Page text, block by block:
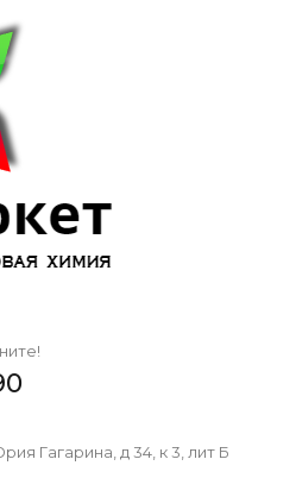
Гагарина, д 34, к 3, лит Б